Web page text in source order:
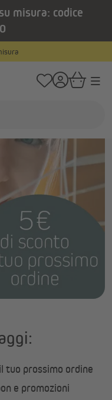
misura: codice
tuo prossimo ordine
e promozioni